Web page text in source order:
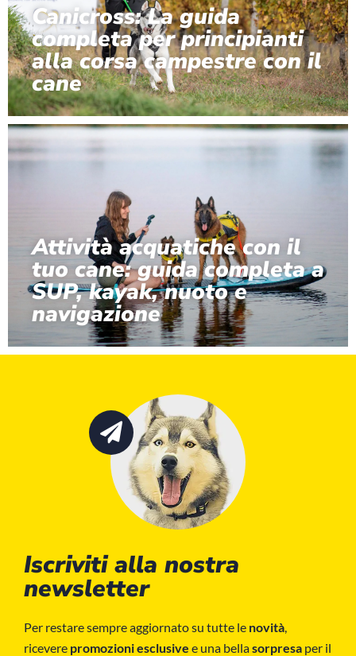
Canicross: La guida
completa per principianti
alla corsa campestre con il
cane
Attività acquatiche con il
tuo cane: guida completa a
SUP, kayak, nuoto e
navigazione
Iscriviti alla nostra
newsletter
Per restare sempre aggiornato su tutte le novità
ricevere promozioni esclusive e una bellasorpresa per il